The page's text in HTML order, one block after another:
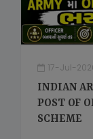
17-Jul-
INDIAN
POST OF
SCHEME